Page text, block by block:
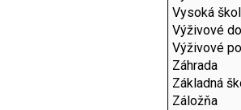
Vysoká
Výživové
Výživové
Záhrada
Základná
Záložňa